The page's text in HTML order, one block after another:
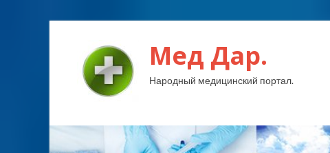
Мед Дар.
Народный медицинский портал.